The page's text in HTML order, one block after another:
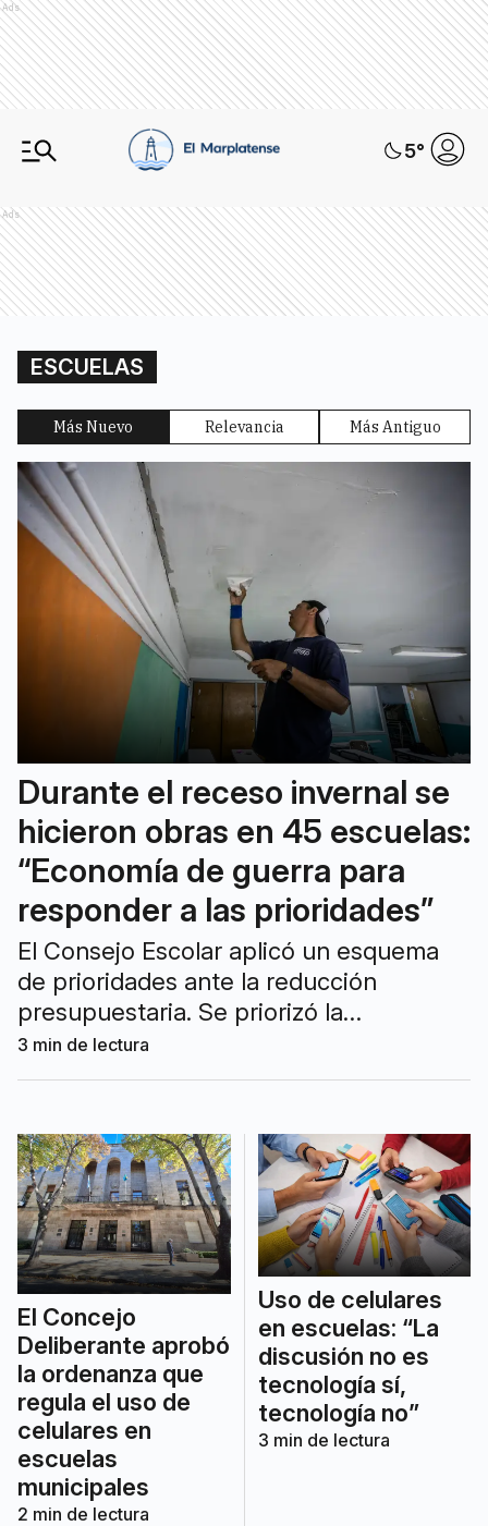
Ads
5°
Ads
ESCUELAS
Más Nuevo Relevancia Más Antiguo
Durante el receso invernal se
hicieron obras en 45 escuelas:
“Economía de guerra para
responder a las prioridades”
El Consejo Escolar aplicó un esquema
de prioridades ante la reducción
presupuestaria. Se priorizó la
calefacción, los techos y la seguridad
edilicia.
3 min de lectura
El Concejo
Deliberante aprobó
la ordenanza que
regula el uso de
celulares en
escuelas
municipales
2 min de lectura
Uso de celulares
en escuelas: “La
discusión no es
tecnología sí,
tecnología no”
3 min de lectura